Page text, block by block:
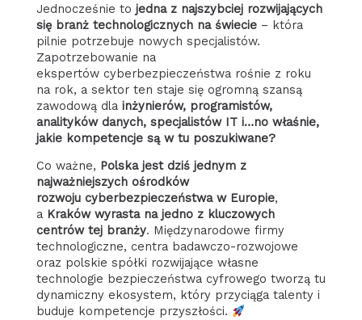
Jednocześnie to jedna z najszybciej rozwijających
się branż technologicznych na świecie– która
pilnie potrzebuje nowych specjalistów.
Zapotrzebowanie na
ekspertów cyberbezpieczeństwa rośnie z roku
na rok, a sektor ten staje się ogromną szansą
zawodową dla inżynierów, programistów,
analityków danych, specjalistów IT i…no właśnie,
jakie kompetencje są w tu poszukiwane?
Co ważne, Polska jest dziś jednym z
najważniejszych ośrodków
rozwoju cyberbezpieczeństwa w Europie,
a Kraków wyrasta na jedno z kluczowych
centrów tej branży. Międzynarodowe firmy
technologiczne, centra badawczo-rozwojowe
oraz polskie spółki rozwijające własne
technologie bezpieczeństwa cyfrowego tworzą tu
dynamiczny ekosystem, który przyciąga talenty i
buduje kompetencje przyszłości.